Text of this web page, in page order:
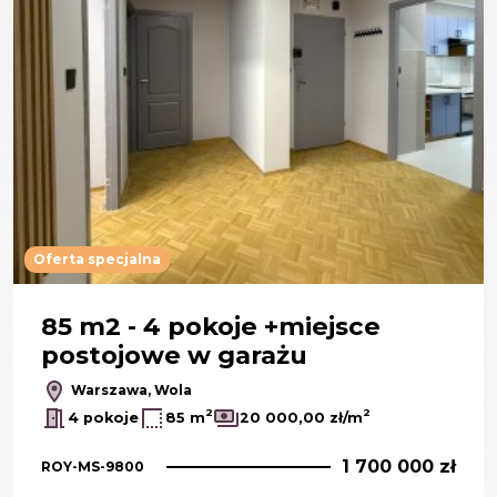
Oferta specjalna
85 m2 - 4 pokoje +miejsce
postojowe w garażu
Warszawa, Wola
4 pokoje
85 m2 20 000,00 zł/m2
ROY-MS-9800 1 700 000 zł